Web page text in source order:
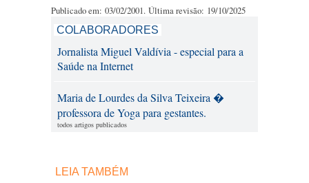
Publicado em: 03/02/2001. Última revisão: 19/10/2025
COLABORADORES
Jornalista Miguel Valdívia - especial para a
Saúde na Internet
Maria de Lourdes da Silva Teixeira �
professora de Yoga para gestantes.
todos artigos publicados
LEIA TAMBÉM